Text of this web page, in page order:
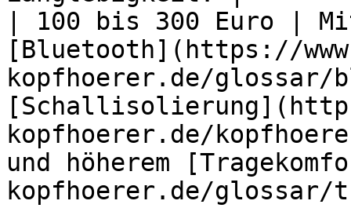
| 100 bis 300 Euro |
[Bluetooth](https://
kopfhoerer.de/glossar/
kopfhoerer.de/
und höherem
kopfhoerer.de/